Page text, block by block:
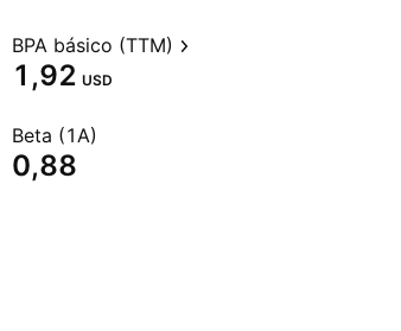
BPA básico (TTM)
1,92 USD
Beta (1A)
0,88